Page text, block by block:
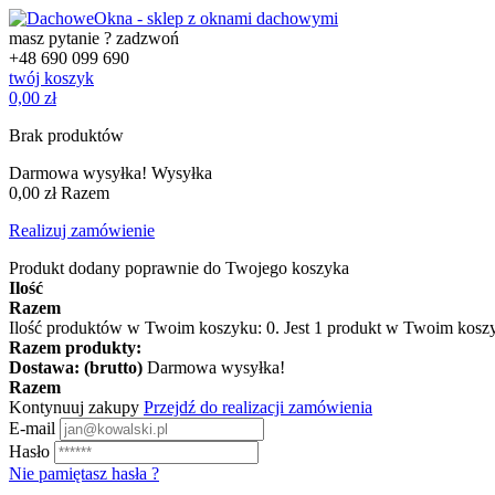
masz pytanie ? zadzwoń
+48 690 099 690
twój koszyk
0,00 zł
Brak produktów
Darmowa wysyłka! Wysyłka
0,00 zł Razem
Realizuj zamówienie
Produkt dodany poprawnie do Twojego koszyka
Ilość
Razem
Ilość produktów w Twoim koszyku: 0. Jest 1 produkt w Twoim
Razem produkty:
Dostawa: (brutto) Darmowa wysyłka!
Razem
Kontynuuj zakupy Przejdź do realizacji zamówienia
E-mail
Hasło
Nie pamiętasz hasła ?